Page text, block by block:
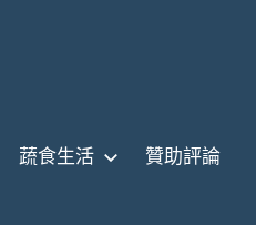
蔬食生活 贊助評論